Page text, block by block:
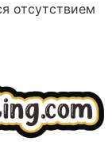
отсутствием